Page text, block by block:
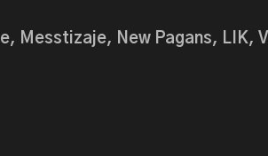
Messtizaje, New Pagans, LIK,